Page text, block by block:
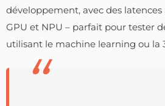
développement, avec des
GPU et NPU – parfait pour tester
utilisant le machine learning ou la